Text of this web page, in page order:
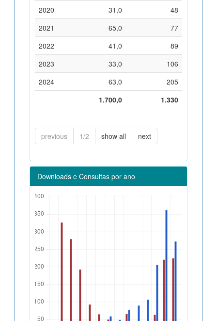
2020
31,0
48
2021
65,0
77
2022
41,0
89
2023
33,0
106
2024
63,0
205
1.700,0
1.330
previous 1/2 show all next
Downloads e Consultas por ano